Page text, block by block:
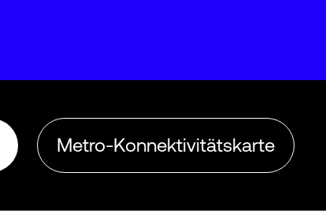
Metro-Konnektivitätskarte